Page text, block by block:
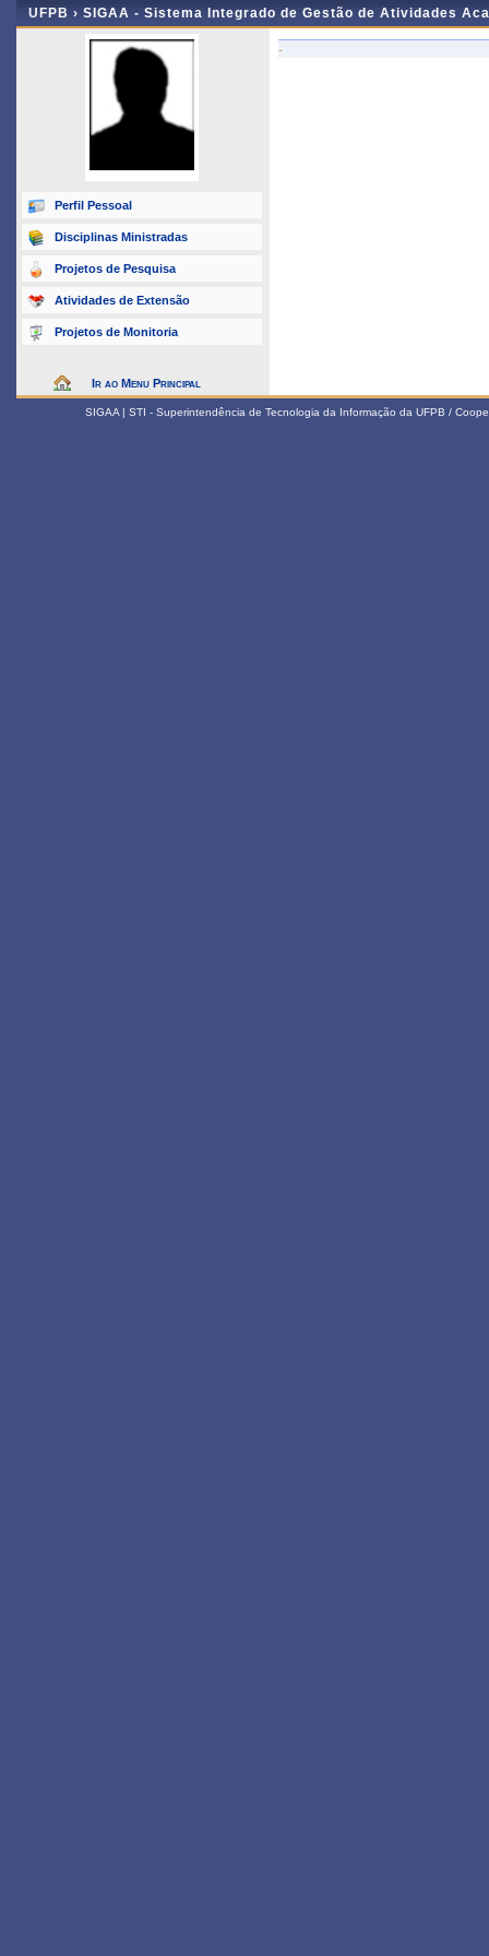
UFPB › SIGAA - Sistema Integrado de Gestão de Atividades
Perfil Pessoal
Disciplinas Ministradas
Projetos de Pesquisa
Atividades de Extensão
Projetos de Monitoria
Ir ao Menu Principal
-
SIGAA | STI - Superintendência de Tecnologia da Informação da UFPB /